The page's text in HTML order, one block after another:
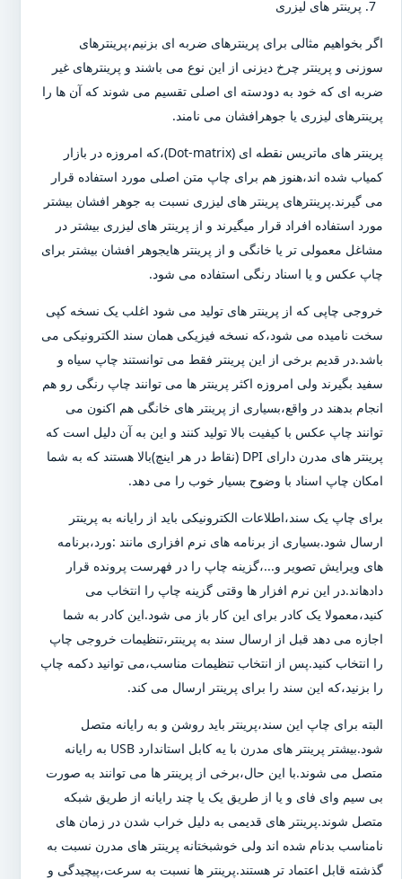
پرینتر های لیزری
اگر بخواهیم مثالی برای پرینترهای ضربه ای بزنیم،پرینترهای
سوزنی و پرینتر چرخ دیزنی از این نوع می باشند و پرینترهای غیر
ضربه ای که خود به دودسته ای اصلی تقسیم می شوند که آن ها را
پرینترهای لیزری یا جوهرافشان می نامند.
پرینتر های ماتریس نقطه ای (Dot-matrix)،که امروزه در بازار
کمیاب شده اند،هنوز هم برای چاپ متن اصلی مورد استفاده قرار
می گیرند.پرینترهای پرینتر های لیزری نسبت به جوهر افشان بیشتر
مورد استفاده افراد قرار میگیرند و از پرینتر های لیزری بیشتر در
مشاغل معمولی تر یا خانگی و از پرینتر هایجوهر افشان بیشتر برای
چاپ عکس و یا اسناد رنگی استفاده می شود.
خروجی چاپی که از پرینتر های تولید می شود اغلب یک نسخه کپی
سخت نامیده می شود،که نسخه فیزیکی همان سند الکترونیکی می
باشد.در قدیم برخی از این پرینتر فقط می توانستند چاپ سیاه و
سفید بگیرند ولی امروزه اکثر پرینتر ها می توانند چاپ رنگی رو هم
انجام بدهند در واقع،بسیاری از پرینتر های خانگی هم اکنون می
توانند چاپ عکس با کیفیت بالا تولید کنند و این به آن دلیل است که
پرینتر های مدرن دارای DPI (نقاط در هر اینچ)بالا هستند که به شما
امکان چاپ اسناد با وضوح بسیار خوب را می دهد.
برای چاپ یک سند،اطلاعات الکترونیکی باید از رایانه به پرینتر
ارسال شود.بسیاری از برنامه های نرم افزاری مانند :ورد،برنامه
های ویرایش تصویر و...،گزینه چاپ را در فهرست پرونده قرار
دادهاند.در این نرم افزار ها وقتی گزینه چاپ را انتخاب می
کنید،معمولا یک کادر برای این کار باز می شود.این کادر به شما
اجازه می دهد قبل از ارسال سند به پرینتر،تنظیمات خروجی چاپ
را انتخاب کنید.پس از انتخاب تنظیمات مناسب،می توانید دکمه چاپ
را بزنید،که این سند را برای پرینتر ارسال می کند.
البته برای چاپ این سند،پرینتر باید روشن و به رایانه متصل
شود.بیشتر پرینتر های مدرن با یه کابل استاندارد USB به رایانه
متصل می شوند.با این حال،برخی از پرینتر ها می توانند به صورت
بی سیم وای فای و یا از طریق یک یا چند رایانه از طریق شبکه
متصل شوند.پرینتر های قدیمی به دلیل خراب شدن در زمان های
نامناسب بدنام شده اند ولی خوشبختانه پرینتر های مدرن نسبت به
گذشته قابل اعتماد تر هستند.پرینتر ها نسبت به سرعت،پیچیدگی و